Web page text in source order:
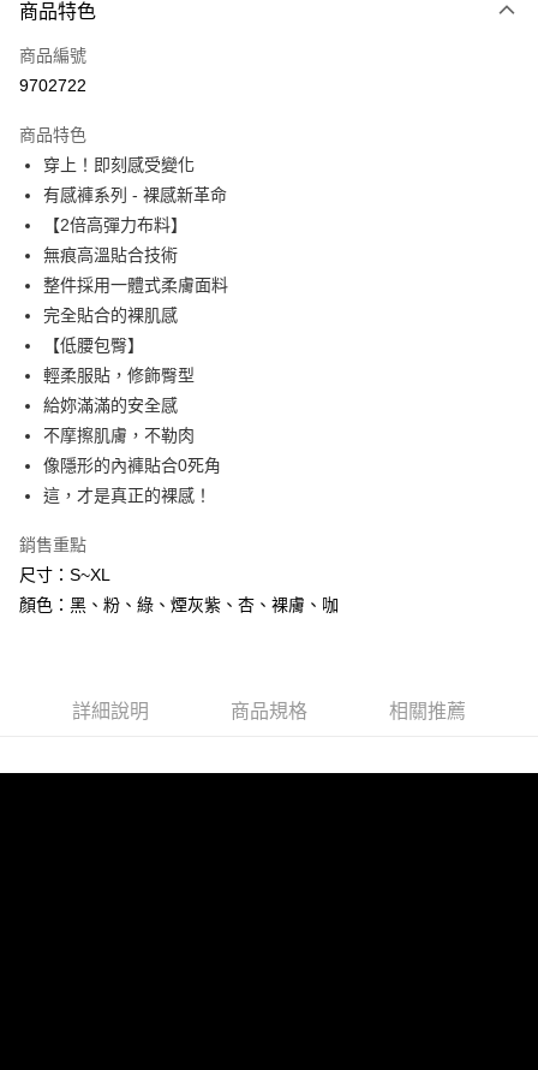
信用卡一次付款
信用卡分期付款
合作金庫商業銀行
華南商業銀行
上海商業儲蓄銀行
國泰世華商業銀行
臺灣中小企業銀行
匯豐（台灣）商業銀行
聯邦商業銀行
元大商業銀行
玉山商業銀行
台新國際商業銀行
台灣樂天信用卡公司
6 期 0 利率 每期
華南商業銀行
上海商業儲蓄銀行
國泰世華商業銀行
臺灣中小企業銀行
匯豐（台灣）商業銀行
聯邦商業銀行
元大商業銀行
玉山商業銀行
台新國際商業銀行
台灣樂天信用卡公司
超商取貨付款
LINE Pay
Apple Pay
街口支付
ATM付款
運送方式
全家付款取貨
每筆NT$80，滿NT$600(含以上)免運費
7-11付款取貨
每筆NT$80，滿NT$800(含以上)免運費
黑貓宅配
商品特色
商品編號
9702722
商品特色
穿上！即刻感受變化
有感褲系列 - 裸感新革命
【2倍高彈力布料】
無痕高溫貼合技術
整件採用一體式柔膚面料
完全貼合的裸肌感
【低腰包臀】
輕柔服貼，修飾臀型
給妳滿滿的安全感
不摩擦肌膚，不勒肉
像隱形的內褲貼合0死角
這，才是真正的裸感！
銷售重點
尺寸：S~XL
顏色：黑、粉、綠、煙灰紫、杏、裸膚、咖
詳細說明 商品規格 相關推薦